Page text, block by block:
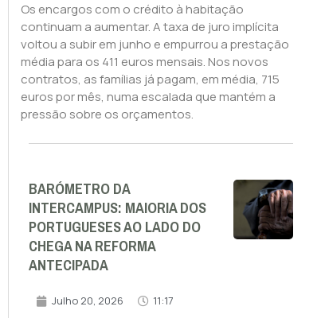
Os encargos com o crédito à habitação
continuam a aumentar. A taxa de juro implícita
voltou a subir em junho e empurrou a prestação
média para os 411 euros mensais. Nos novos
contratos, as famílias já pagam, em média, 715
euros por mês, numa escalada que mantém a
pressão sobre os orçamentos.
BARÓMETRO DA
INTERCAMPUS: MAIORIA DOS
PORTUGUESES AO LADO DO
CHEGA NA REFORMA
ANTECIPADA
Julho 20, 2026 11:17